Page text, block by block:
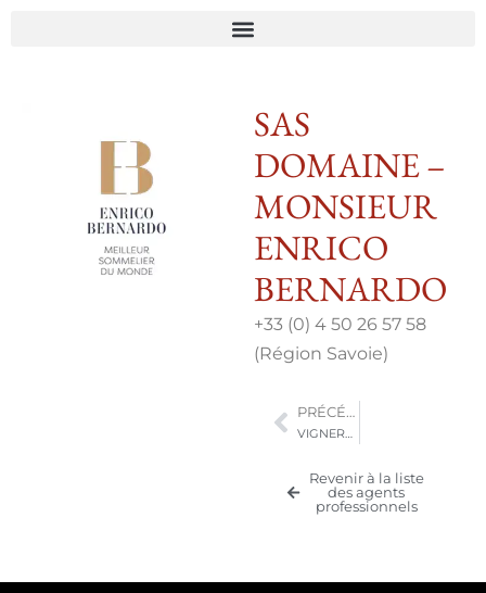
SAS
DOMAINE –
MONSIEUR
ENRICO
BERNARDO
+33 (0) 4 50 26 57 58
(Région Savoie)
PRÉCÉDENT
VIGNERONS D’ART
Revenir à la liste
des agents
professionnels